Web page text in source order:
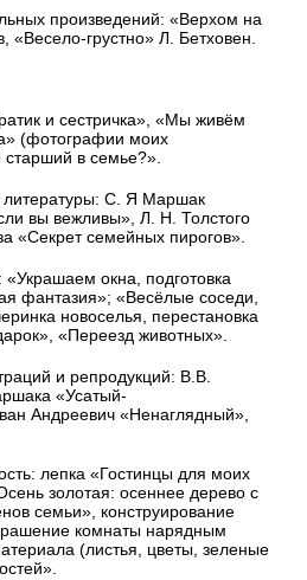
произведений: «Верхом на
«Весело-грустно» Л. Бетховен.
и сестричка», «Мы живём
(фотографии моих
в семье?».
литературы: С. Я Маршак
вы вежливы» Л. Н. Толстого
«Секрет семейных пирогов».
«Украшаем окна, подготовка
фантазия»; «Весёлые соседи,
новоселья, перестановка
«Переезд животных».
и репродукций: В.В.
«Усатый-
Андреевич «Ненаглядный»,
лепка «Гостинцы для моих
золотая: осеннее дерево с
семьи», конструирование
комнаты нарядным
(листья, цветы, зеленые